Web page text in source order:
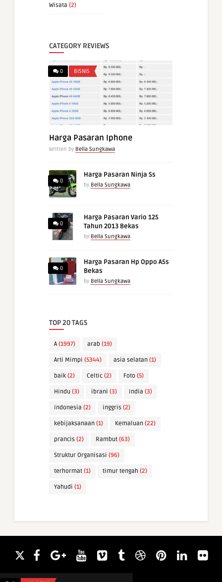
Wisata (2)
CATEGORY REVIEWS
0 BISNIS
Harga Pasaran Iphone
Written by Bella Sungkawa
0
Harga Pasaran Ninja Ss
by Bella Sungkawa
0
Harga Pasaran Vario 125
Tahun 2013 Bekas
by Bella Sungkawa
0
Harga Pasaran Hp Oppo A5s
Bekas
by Bella Sungkawa
TOP 20 TAGS
A (1997) arab (19)
Arti Mimpi (5344) asia selatan (1)
baik (2) Celtic (2) Foto (5)
Hindu (3) ibrani (3) India (3)
Indonesia (2) inggris (2)
kebijaksanaan (1) Kemaluan (22)
prancis (2) Rambut (63)
Struktur Organisasi (96)
terhormat (1) timur tengah (2)
Yahudi (1)